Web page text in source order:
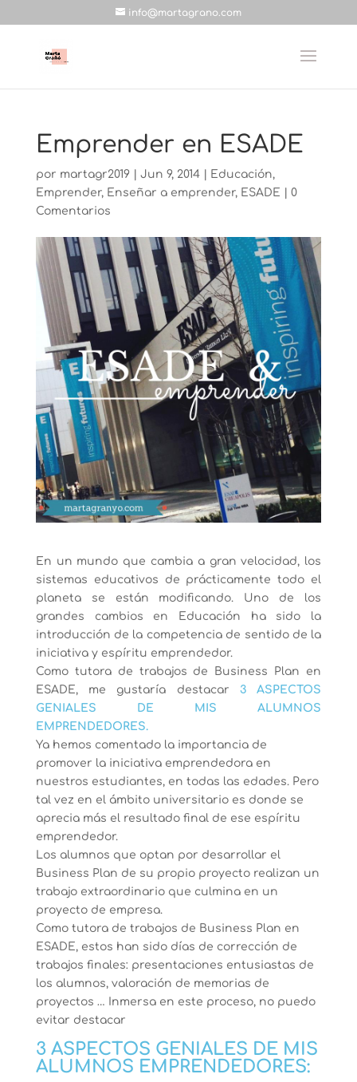
info@martagrano.com
Emprender en ESADE
por martagr2019| Jun 9, 2014| Educación,
Emprender, Enseñar a emprender, ESADE
0
Comentarios
En un mundo que cambia a gran velocidad, los
sistemas educativos de prácticamente todo el
planeta se están modificando. Uno de los
grandes cambios en Educación ha sido la
introducción de la competencia de sentido de la
iniciativa y espíritu emprendedor.
Como tutora de trabajos de Business Plan en
ESADE, me gustaría destacar 3 ASPECTOS
GENIALES DE MIS ALUMNOS
EMPRENDEDORES.
Ya hemos comentado la importancia de
promover la iniciativa emprendedora en
nuestros estudiantes, en todas las edades. Pero
tal vez en el ámbito universitario es donde se
aprecia más el resultado final de ese espíritu
emprendedor.
Los alumnos que optan por desarrollar el
Business Plan de su propio proyecto realizan un
trabajo extraordinario que culmina en un
proyecto de empresa.
Como tutora de trabajos de Business Plan en
ESADE, estos han sido días de corrección de
trabajos finales: presentaciones entusiastas de
los alumnos, valoración de memorias de
proyectos … Inmersa en este proceso, no puedo
evitar destacar
3 ASPECTOS GENIALES DE MIS
ALUMNOS EMPRENDEDORES: